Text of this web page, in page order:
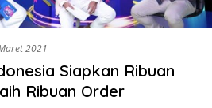
2021
Siapkan Ribuan
Ribuan Order